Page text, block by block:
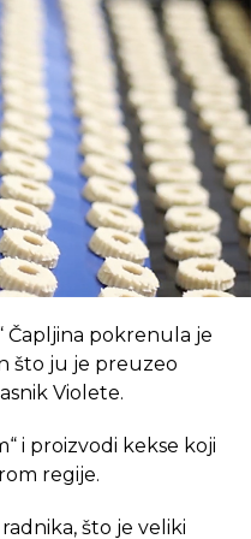
i tehnološki
preduvjet za
su okruženi sličnim
i radnu
u kućnom
je umrežavanje i
ideja, kontakata i
Čapljina pokrenula je
što ju je preuzeo
Violete.
i proizvodi kekse koji
regije.
što je veliki